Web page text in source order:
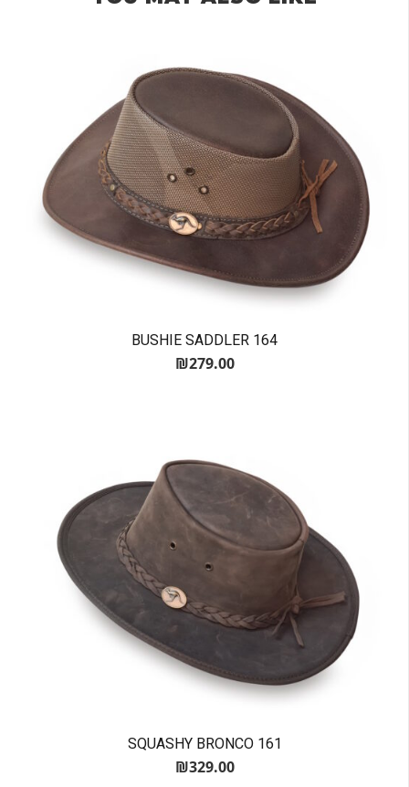
BUSHIE SADDLER 164
₪279.00
SQUASHY BRONCO 161
₪329.00